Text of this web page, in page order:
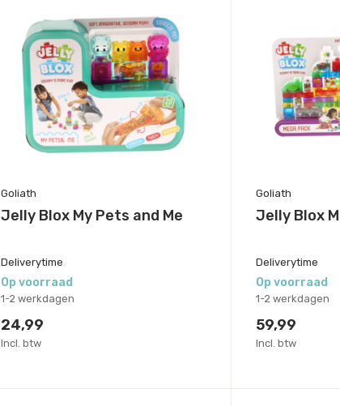
Goliath
Jelly Blox My Pets and Me
Deliverytime
Op voorraad
1-2 werkdagen
24,99
Incl. btw
Goliath
Jelly Blox
Deliverytime
Op voorraad
1-2 werkdagen
59,99
Incl. btw